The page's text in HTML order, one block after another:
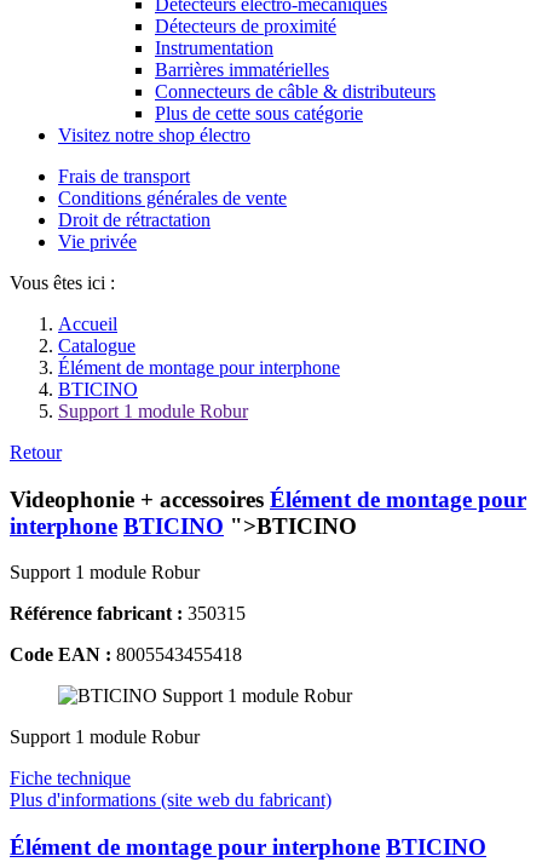
Détecteurs de proximité
Instrumentation
Barrières immatérielles
Connecteurs de câble & distributeurs
Plus de cette sous catégorie
Visitez notre shop électro
Frais de transport
Conditions générales de vente
Droit de rétractation
Vie privée
Vous êtes ici :
Accueil
Catalogue
Élément de montage pour interphone
BTICINO
Support 1 module Robur
Retour
Videophonie + accessoires Élément de montage pour
interphone BTICINO ">BTICINO
Support 1 module Robur
Référence fabricant : 350315
Code EAN : 8005543455418
Support 1 module Robur
Fiche technique
Plus d'informations (site web du fabricant)
Élément de montage pour interphone BTICINO